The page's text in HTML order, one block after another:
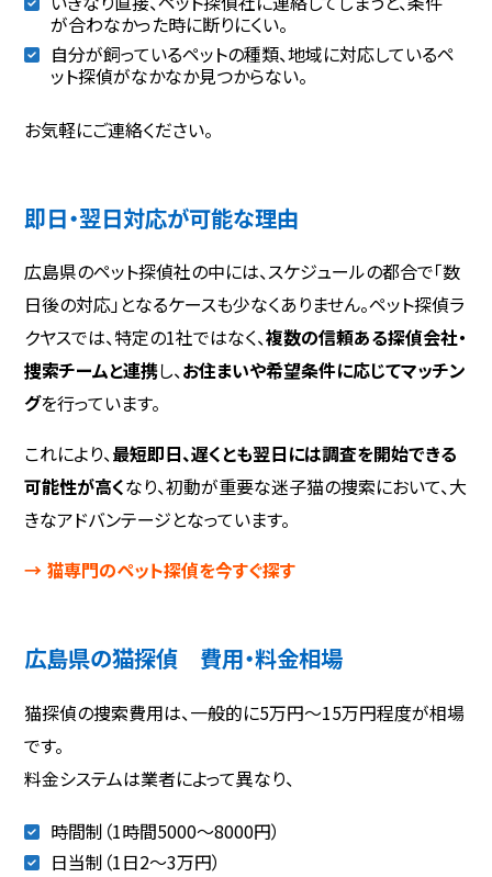
が合わなかった時に断りにくい。
自分が飼っているペットの種類、地域に対応しているペ
ット探偵がなかなか見つからない。
お気軽にご連絡ください。
即日・翌日対応が可能な理由
広島県のペット探偵社の中には、スケジュールの都合で「数
日後の対応」となるケースも少なくありません。ペット探偵ラ
クヤスでは、特定の1社ではなく、複数の信頼ある探偵会社・
捜索チームと連携し、お住まいや希望条件に応じてマッチン
グを行っています。
これにより、最短即日、遅くとも翌日には調査を開始できる
可能性が高くなり、初動が重要な迷子猫の捜索において、大
きなアドバンテージとなっています。
→ 猫専門のペット探偵を今すぐ探す
広島県の猫探偵 費用・料金相場
猫探偵の捜索費用は、一般的に5万円〜15万円程度が相場
です。
料金システムは業者によって異なり、
時間制（1時間5000～8000円）
日当制（1日2〜3万円）